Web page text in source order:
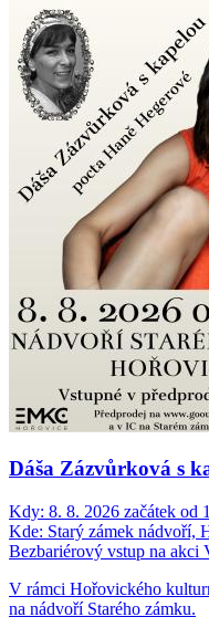
Dáša Zázvůrková s
Kdy: 8. 8. 2026 začátek od
Kde: Starý zámek nádvoří,
Bezbariérový vstup na akci
V rámci Hořovického
na nádvoří Starého zámku.